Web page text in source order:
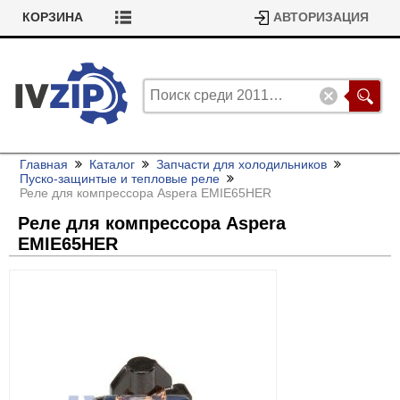
КОРЗИНА АВТОРИЗАЦИЯ
Главная Каталог
Запчасти для холодильников
Пуско-защинтые и тепловые реле
Реле для компрессора Aspera EMIE65HER
Реле для компрессора Aspera
EMIE65HER